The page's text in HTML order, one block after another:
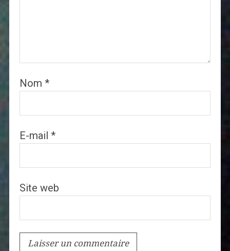
Nom *
E-mail *
Site web